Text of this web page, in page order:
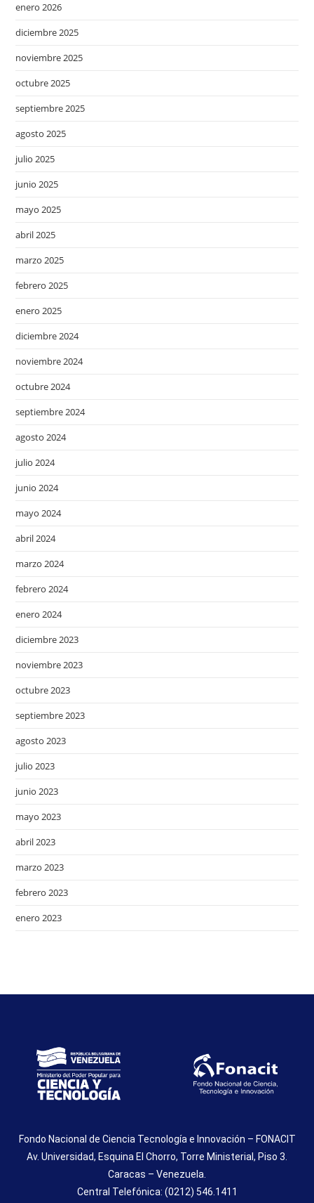
enero 2026
diciembre 2025
noviembre 2025
octubre 2025
septiembre 2025
agosto 2025
julio 2025
junio 2025
mayo 2025
abril 2025
marzo 2025
febrero 2025
enero 2025
diciembre 2024
noviembre 2024
octubre 2024
septiembre 2024
agosto 2024
julio 2024
junio 2024
mayo 2024
abril 2024
marzo 2024
febrero 2024
enero 2024
diciembre 2023
noviembre 2023
octubre 2023
septiembre 2023
agosto 2023
julio 2023
junio 2023
mayo 2023
abril 2023
marzo 2023
febrero 2023
enero 2023
Fondo Nacional de Ciencia Tecnología e Innovación – FONACIT
Av. Universidad, Esquina El Chorro, Torre Ministerial, Piso 3.
Caracas – Venezuela.
Central Telefónica: (0212) 546.1411